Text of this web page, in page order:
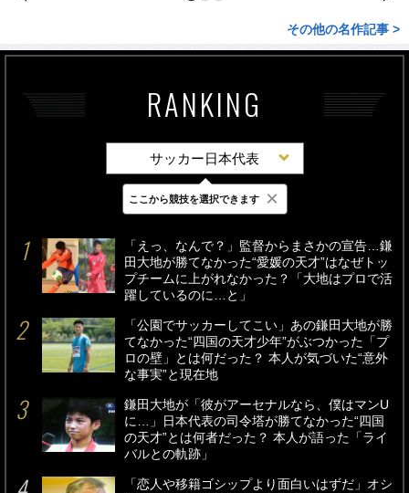
その他の名作記事 >
RANKING
サッカー日本代表
最新 24時間 週間
「えっ、なんで？」監督からまさかの宣告…鎌
田大地が勝てなかった“愛媛の天才”はなぜトッ
プチームに上がれなかった？「大地はプロで活
躍しているのに…と」
「公園でサッカーしてこい」あの鎌田大地が勝
てなかった“四国の天才少年”がぶつかった「プ
ロの壁」とは何だった？ 本人が気づいた“意外
な事実”と現在地
鎌田大地が「彼がアーセナルなら、僕はマンU
に…」日本代表の司令塔が勝てなかった“四国
の天才”とは何者だった？ 本人が語った「ライ
バルとの軌跡」
「恋人や移籍ゴシップより面白いはずだ」オシ
ここから競技を選択できます ×